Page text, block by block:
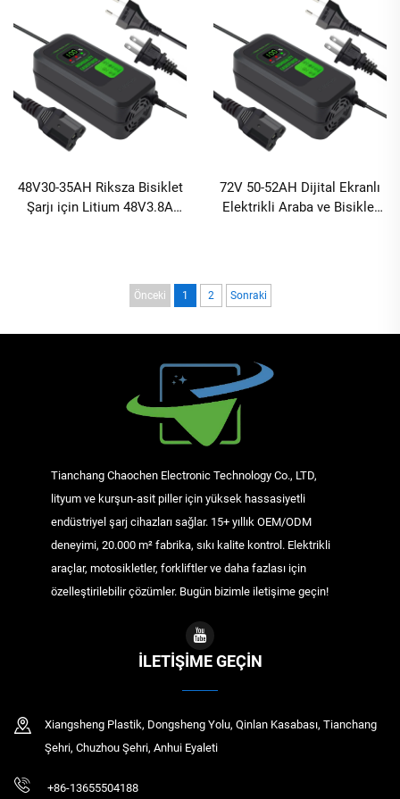
Noktaları ABS Malzeme
Cihazı
48V30-35AH Riksza Bisiklet
Şarjı için Litium 48V3.8A
72V 50-52AH Dijital Ekranlı
Elektrikli Araba ve Bisiklet
Önceki 1 2 Sonraki
Tianchang Chaochen Electronic Technology Co., LTD,
lityum ve kurşun-asit piller için yüksek hassasiyetli
endüstriyel şarj cihazları sağlar. 15+ yıllık OEM/ODM
deneyimi, 20.000 m² fabrika, sıkı kalite kontrol. Elektrikli
araçlar, motosikletler, forkliftler ve daha fazlası için
özelleştirilebilir çözümler. Bugün bizimle iletişime geçin!
İLETIŞIME GEÇIN
Xiangsheng Plastik, Dongsheng Yolu, Qinlan Kasabası, Tianchang
Şehri, Chuzhou Şehri, Anhui Eyaleti
+86-13655504188